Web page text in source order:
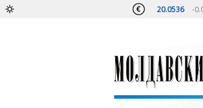
20.0536 -